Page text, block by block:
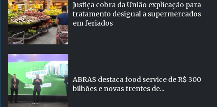
Justiça cobra da União explicação para
tratamento desigual a supermercados
em feriados
ABRAS destaca food service de R$ 300
bilhões e novas frentes de...